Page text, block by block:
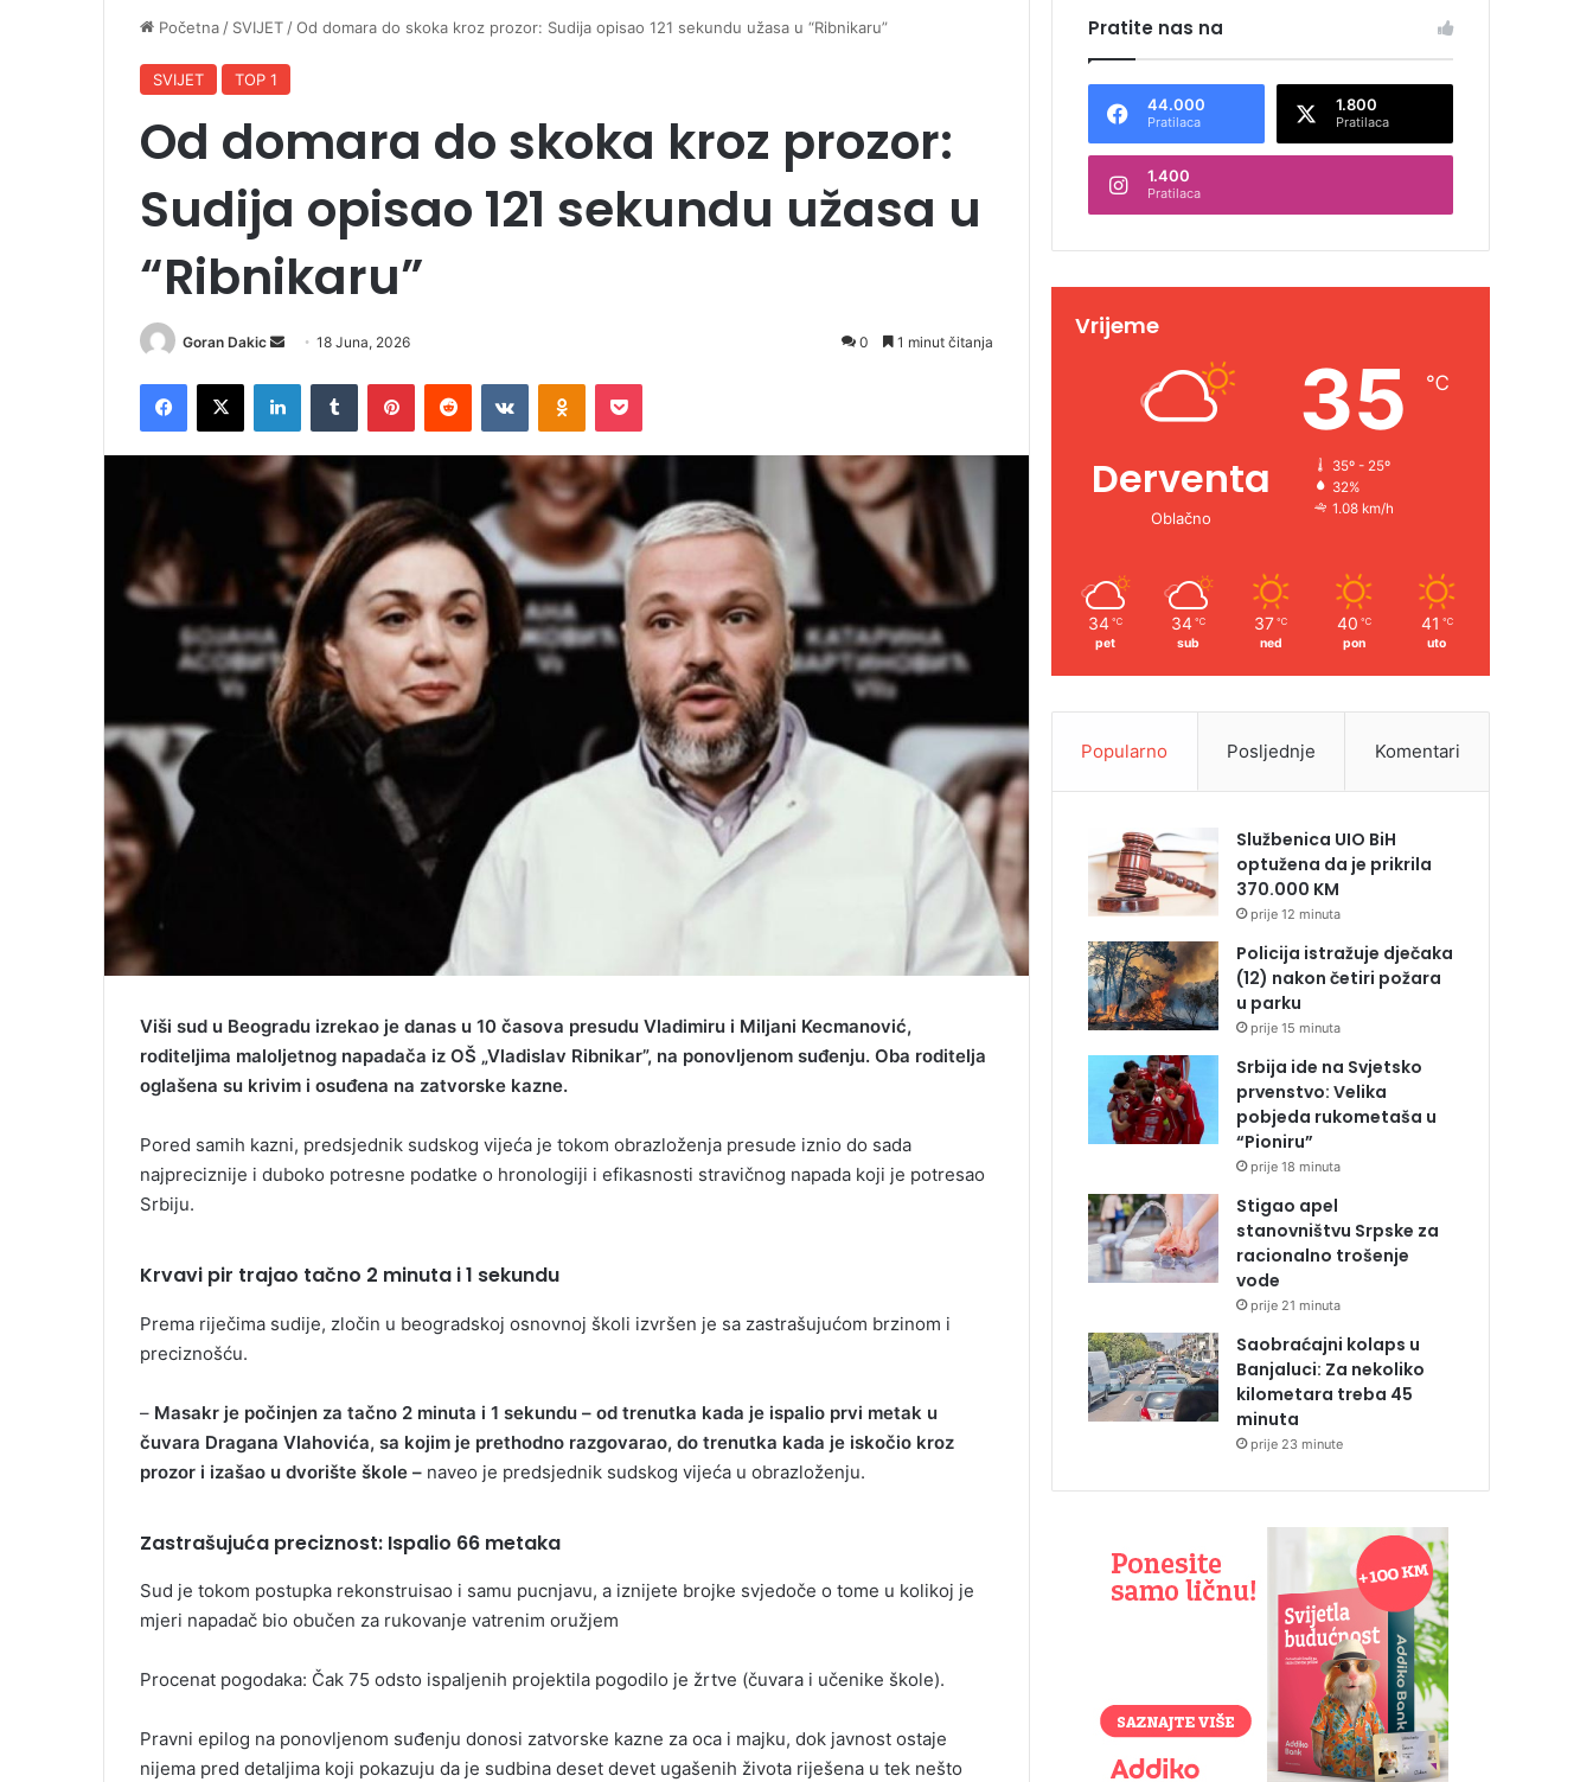
Početna / SVIJET /Od domara do skoka kroz prozor: Sudija opisao 121 sekundu užasa u “Ribnikaru”
SVIJET TOP 1
Od domara do skoka kroz prozor:
Sudija opisao 121 sekundu užasa u
“Ribnikaru”
Goran Dakic
a
m
a
i
18 Juna, 2026 0 1 minut čitanja
Viši sud u Beogradu izrekao je danas u 10 časova presudu Vladimiru i Miljani Kecmanović,
roditeljima maloljetnog napadača iz OŠ „Vladislav Ribnikar”, na ponovljenom suđenju. Oba roditelja
oglašena su krivim i osuđena na zatvorske kazne.
Pored samih kazni, predsjednik sudskog vijeća je tokom obrazloženja presude iznio do sada
najpreciznije i duboko potresne podatke o hronologiji i efikasnosti stravičnog napada koji je potresao
Srbiju.
Krvavi pir trajao tačno 2 minuta i 1 sekundu
Prema riječima sudije, zločin u beogradskoj osnovnoj školi izvršen je sa zastrašujućom brzinom i
preciznošću.
– Masakr je počinjen za tačno 2 minuta i 1 sekundu – od trenutka kada je ispalio prvi metak u
čuvara Dragana Vlahovića, sa kojim je prethodno razgovarao, do trenutka kada je iskočio kroz
prozor i izašao u dvorište škole – naveo je predsjednik sudskog vijeća u obrazloženju.
Zastrašujuća preciznost: Ispalio 66 metaka
Sud je tokom postupka rekonstruisao i samu pucnjavu, a iznijete brojke svjedoče o tome u kolikoj je
mjeri napadač bio obučen za rukovanje vatrenim oružjem
Procenat pogodaka: Čak 75 odsto ispaljenih projektila pogodilo je žrtve (čuvara i učenike škole).
Pravni epilog na ponovljenom suđenju donosi zatvorske kazne za oca i majku, dok javnost ostaje
nijema pred detaljima koji pokazuju da je sudbina deset devet ugašenih života riješena u tek nešto
Pratite nas na
44.000
Pratilaca
1.800
Pratilaca
1.400
Pratilaca
Vrijeme
Derventa
Oblačno
35 ℃
35º - 25º
32%
1.08 km/h
34 ℃
pet
34 ℃
sub
37 ℃
ned
40 ℃
pon
41 ℃
uto
Popularno Posljednje Komentari
Službenica UIO BiH
optužena da je prikrila
370.000 KM
prije 12 minuta
Policija istražuje dječaka
(12) nakon četiri požara
u parku
prije 15 minuta
Srbija ide na Svjetsko
prvenstvo: Velika
pobjeda rukometaša u
“Pioniru”
prije 18 minuta
Stigao apel
stanovništvu Srpske za
racionalno trošenje
vode
prije 21 minuta
Saobraćajni kolaps u
Banjaluci: Za nekoliko
kilometara treba 45
minuta
prije 23 minute